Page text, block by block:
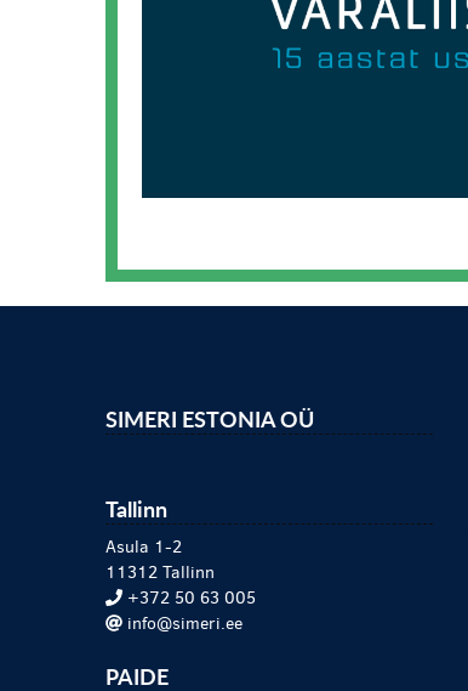
SIMERI ESTONIA OÜ
Tallinn
Asula 1-2
11312 Tallinn
+372 50 63 005
info@simeri.ee
PAIDE